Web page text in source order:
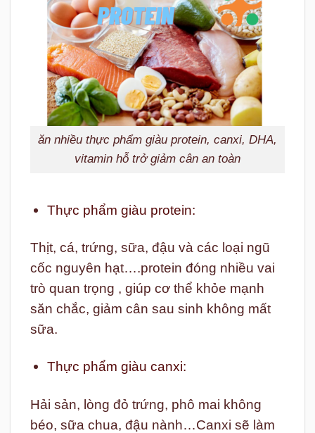
ăn nhiều thực phẩm giàu protein, canxi, DHA,
vitamin hỗ trở giảm cân an toàn
Thực phẩm giàu protein:
Thịt, cá, trứng, sữa, đậu và các loại ngũ
cốc nguyên hạt….protein đóng nhiều vai
trò quan trọng , giúp cơ thể khỏe mạnh
săn chắc, giảm cân sau sinh không mất
sữa.
Thực phẩm giàu canxi:
Hải sản, lòng đỏ trứng, phô mai không
béo, sữa chua, đậu nành…Canxi sẽ làm